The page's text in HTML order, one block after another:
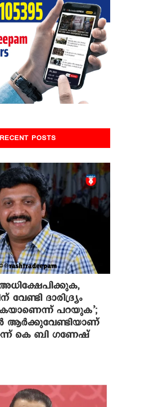
RECENT POSTS
ദാരിദ്ര്യം
പറയുക’;
ആർക്കുവേണ്ടിയാണ്
കെ ബി ഗണേഷ്